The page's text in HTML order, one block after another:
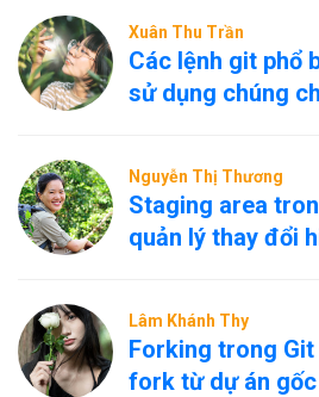
Xuân Thu Trần
Các lệnh git phổ
sử dụng chúng
Nguyễn Thị Thương
Staging area
quản lý thay đổi
Lâm Khánh Thy
Forking trong
fork từ dự án gốc